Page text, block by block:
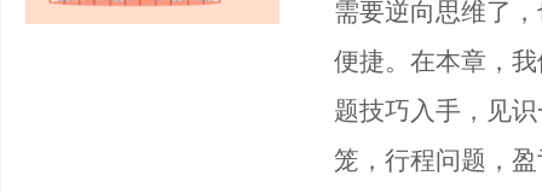
需要逆向思维了
便捷。在本章，
题技巧入手，见
笼，行程问题，